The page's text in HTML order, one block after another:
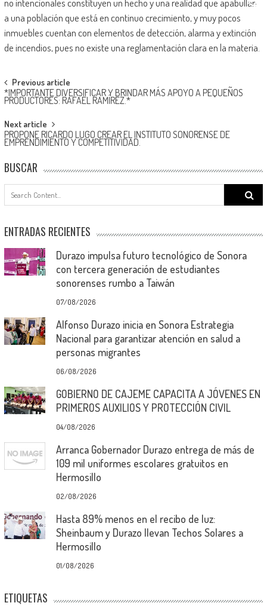
a una población que está en continuo crecimiento, y muy pocos
inmuebles cuentan con elementos de detección, alarma y extinción
de incendios, pues no existe una reglamentación clara en la materia.
Post
navigation
Previous article
*IMPORTANTE DIVERSIFICAR Y BRINDAR MÁS APOYO A PEQUEÑOS
PRODUCTORES: RAFAEL RAMÍREZ.*
Next article
PROPONE RICARDO LUGO CREAR EL INSTITUTO SONORENSE DE
EMPRENDIMIENTO Y COMPETITIVIDAD.
BUSCAR
Search
ENTRADAS RECIENTES
Durazo impulsa futuro tecnológico de Sonora
con tercera generación de estudiantes
sonorenses rumbo a Taiwán
07/08/2026
Alfonso Durazo inicia en Sonora Estrategia
Nacional para garantizar atención en salud a
personas migrantes
06/08/2026
GOBIERNO DE CAJEME CAPACITA A JÓVENES EN
PRIMEROS AUXILIOS Y PROTECCIÓN CIVIL
04/08/2026
Arranca Gobernador Durazo entrega de más de
109 mil uniformes escolares gratuitos en
Hermosillo
02/08/2026
Hasta 89% menos en el recibo de luz:
Sheinbaum y Durazo llevan Techos Solares a
Hermosillo
01/08/2026
ETIQUETAS